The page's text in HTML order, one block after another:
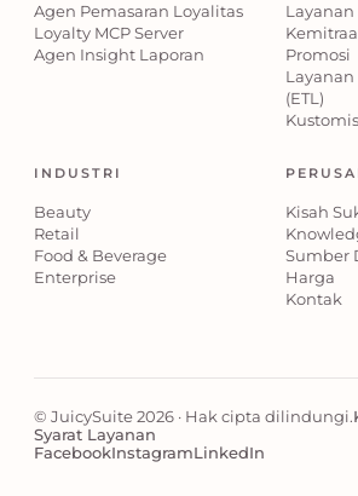
Agen Pemasaran Loyalitas
Loyalty MCP Server
Agen Insight Laporan
Layanan
Promosi
(ETL)
INDUSTRI
Beauty
Retail
Food & Beverage
Enterprise
Kisah
Sumber
Harga
Kontak
© JuicySuite 2026 · Hak cipta dilindungi.
Syarat Layanan
FacebookInstagramLinkedIn